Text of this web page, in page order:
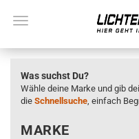
Was suchst Du?
Wähle deine Marke und gib
die Schnellsuche, einfach
MARKE
MARKE